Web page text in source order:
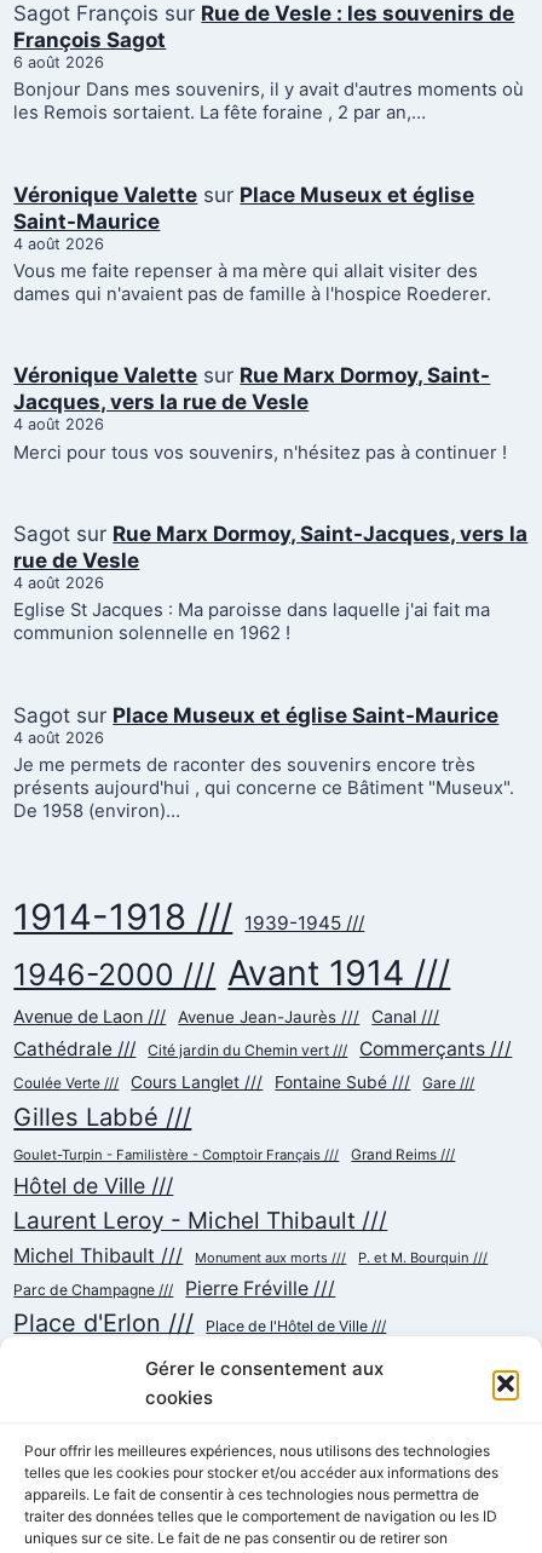
Gérer le consentement aux
cookies
Pour offrir les meilleures expériences, nous utilisons des technologies
telles que les cookies pour stocker et/ou accéder aux informations des
appareils. Le fait de consentir à ces technologies nous permettra de
traiter des données telles que le comportement de navigation ou les ID
uniques sur ce site. Le fait de ne pas consentir ou de retirer son
Sagot François sur Rue de Vesle : les souvenirs de
François Sagot
6 août 2026
Bonjour Dans mes souvenirs, il y avait d'autres moments où
les Remois sortaient. La fête foraine , 2 par an,…
Véronique Valette sur Place Museux et église
Saint-Maurice
4 août 2026
Vous me faite repenser à ma mère qui allait visiter des
dames qui n'avaient pas de famille à l'hospice Roederer.
Véronique Valette sur Rue Marx Dormoy, Saint-
Jacques, vers la rue de Vesle
4 août 2026
Merci pour tous vos souvenirs, n'hésitez pas à continuer !
Sagot sur Rue Marx Dormoy, Saint-Jacques, vers la
rue de Vesle
4 août 2026
Eglise St Jacques : Ma paroisse dans laquelle j'ai fait ma
communion solennelle en 1962 !
Sagot sur Place Museux et église Saint-Maurice
4 août 2026
Je me permets de raconter des souvenirs encore très
présents aujourd'hui , qui concerne ce Bâtiment "Museux".
De 1958 (environ)…
1914-1918 /// 1939-1945 ///
1946-2000 /// Avant 1914 ///
Avenue de Laon /// Avenue Jean-Jaurès /// Canal ///
Cathédrale /// Cité jardin du Chemin vert /// Commerçants ///
Coulée Verte /// Cours Langlet /// Fontaine Subé /// Gare ///
Gilles Labbé ///
Goulet-Turpin - Familistère - Comptoir Français /// Grand Reims ///
Hôtel de Ville ///
Laurent Leroy - Michel Thibault ///
Michel Thibault /// Monument aux morts /// P. et M. Bourquin ///
Parc de Champagne /// Pierre Fréville ///
Place d'Erlon /// Place de l'Hôtel de Ville ///
Place de la République /// Place du Cardinal Luçon ///
Place du Forum/des Marchés ///
Rue Buirette /// Rue Carnot /// Rue Chanzy /// Rue Colbert ///
Rue Cérès /// Rue de l'Etape /// Rue de Mars /// Rue de Talleyrand ///
Rue de Vesle /// Rue Thiers /// Succursalisme /// Tramway ///